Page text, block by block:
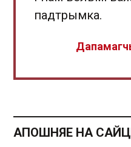
падтрымка.
АПОШНЯЕ НА